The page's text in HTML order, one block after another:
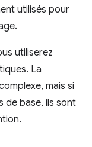
utilisés pour
utiliserez
La
mais si
de base, ils sont